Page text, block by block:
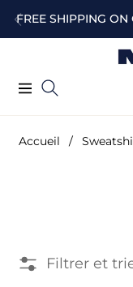
FREE SHIPPING
Navigation
Accueil /
Filtrer et